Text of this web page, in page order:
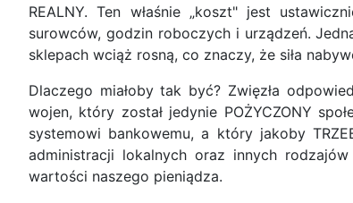
REALNY. Ten właśnie „koszt" jest
surowców, godzin roboczych i urządzeń.
sklepach wciąż rosną, co znaczy, że siła
Dlaczego miałoby tak być? Zwięzła
wojen, który został jedynie POŻYCZONY
systemowi bankowemu, a który jakoby
administracji lokalnych oraz innych rodzajów
wartości naszego pieniądza.